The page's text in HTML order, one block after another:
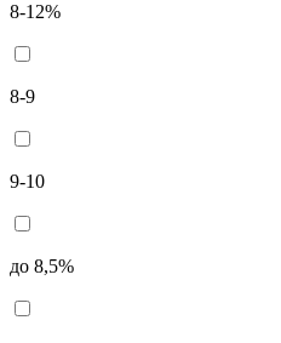
8-12%
8-9
9-10
до 8,5%